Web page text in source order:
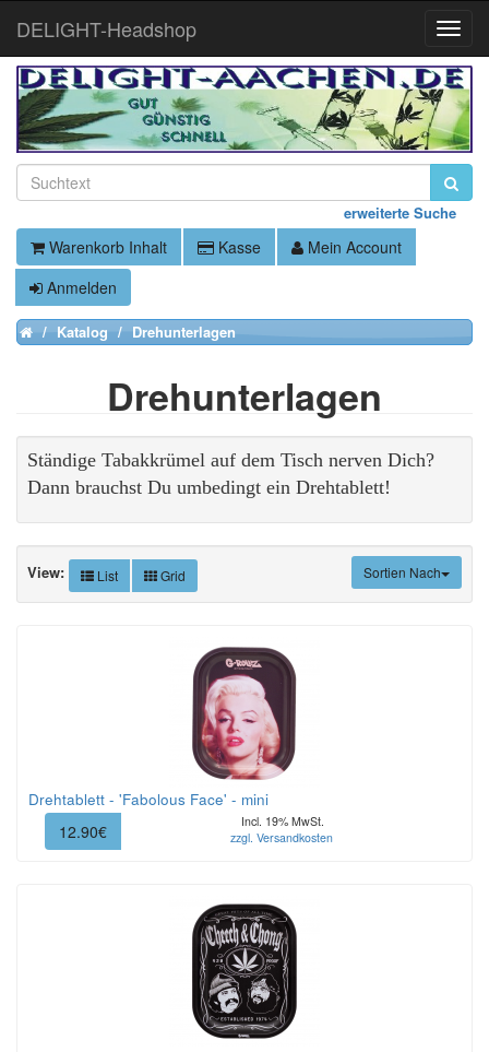
erweiterte Suche
Warenkorb Inhalt Kasse
Mein Account
Anmelden
HomeKatalog Drehunterlagen
Drehunterlagen
Ständige Tabakkrümel auf dem Tisch nerven Dich?
Dann brauchst Du umbedingt ein Drehtablett!
Sortien Nach
View: List Grid
Drehtablett - 'Fabolous Face' - mini
12.90€
Incl. 19% MwSt.
zzgl. Versandkosten
Toggle
DELIGHT-Headshop